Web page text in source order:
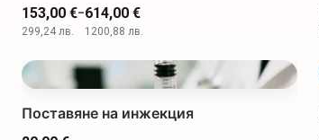
153,00 €
299,24 лв.
-614,00 €
1200,88 лв.
Поставяне на инжекция